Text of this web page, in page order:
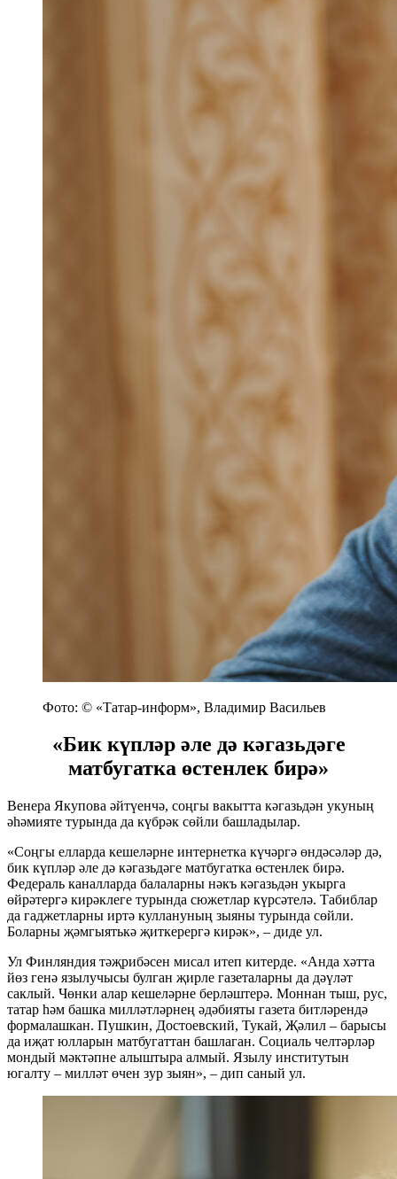
Фото: © «Татар-информ», Владимир Васильев
«Бик күпләр әле дә кәгазьдәге
матбугатка өстенлек бирә»
Венера Якупова әйтүенчә, соңгы вакытта кәгазьдән укуның
әһәмияте турында да күбрәк сөйли башладылар.
«Соңгы елларда кешеләрне интернетка күчәргә өндәсәләр дә,
бик күпләр әле дә кәгазьдәге матбугатка өстенлек бирә.
Федераль каналларда балаларны нәкъ кәгазьдән укырга
өйрәтергә кирәклеге турында сюжетлар күрсәтелә. Табиблар
да гаджетларны иртә куллануның зыяны турында сөйли.
Боларны җәмгыятькә җиткерергә кирәк», – диде ул.
Ул Финляндия тәҗрибәсен мисал итеп китерде. «Анда хәтта
йөз генә язылучысы булган җирле газеталарны да дәүләт
саклый. Чөнки алар кешеләрне берләштерә. Моннан тыш, рус,
татар һәм башка милләтләрнең әдәбияты газета битләрендә
формалашкан. Пушкин, Достоевский, Тукай, Җәлил – барысы
да иҗат юлларын матбугаттан башлаган. Социаль челтәрләр
мондый мәктәпне алыштыра алмый. Язылу институтын
югалту – милләт өчен зур зыян», – дип саный ул.